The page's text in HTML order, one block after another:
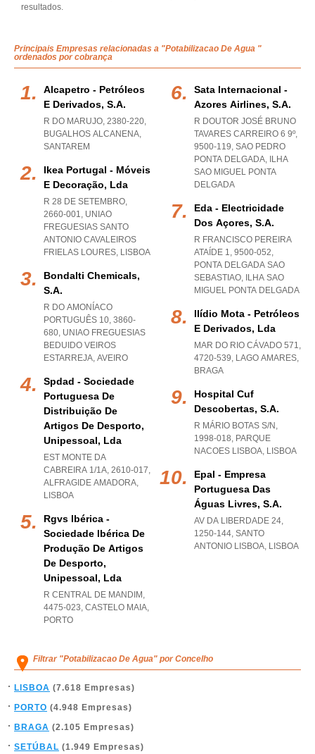
resultados.
Principais Empresas relacionadas a "Potabilizacao De Agua "
ordenados por cobrança
Alcapetro - Petróleos
E Derivados, S.a.
R DO MARUJO, 2380-220,
BUGALHOS ALCANENA,
SANTAREM
Ikea Portugal - Móveis
E Decoração, Lda
R 28 DE SETEMBRO,
2660-001, UNIAO
FREGUESIAS SANTO
ANTONIO CAVALEIROS
FRIELAS LOURES, LISBOA
Bondalti Chemicals,
S.a.
R DO AMONÍACO
PORTUGUÊS 10, 3860-
680, UNIAO FREGUESIAS
BEDUIDO VEIROS
ESTARREJA, AVEIRO
Spdad - Sociedade
Portuguesa De
Distribuição De
Artigos De Desporto,
Unipessoal, Lda
EST MONTE DA
CABREIRA 1/1A, 2610-017,
ALFRAGIDE AMADORA,
LISBOA
Rgvs Ibérica -
Sociedade Ibérica De
Produção De Artigos
De Desporto,
Unipessoal, Lda
R CENTRAL DE MANDIM,
4475-023, CASTELO MAIA,
PORTO
Sata Internacional -
Azores Airlines, S.a.
R DOUTOR JOSÉ BRUNO
TAVARES CARREIRO 6 9º,
9500-119, SAO PEDRO
PONTA DELGADA, ILHA
SAO MIGUEL PONTA
DELGADA
Eda - Electricidade
Dos Açores, S.a.
R FRANCISCO PEREIRA
ATAÍDE 1, 9500-052,
PONTA DELGADA SAO
SEBASTIAO, ILHA SAO
MIGUEL PONTA DELGADA
Ilídio Mota - Petróleos
E Derivados, Lda
MAR DO RIO CÁVADO 571,
4720-539, LAGO AMARES,
BRAGA
Hospital Cuf
Descobertas, S.a.
R MÁRIO BOTAS S/N,
1998-018, PARQUE
NACOES LISBOA, LISBOA
Epal - Empresa
Portuguesa Das
Águas Livres, S.a.
AV DA LIBERDADE 24,
1250-144, SANTO
ANTONIO LISBOA, LISBOA
Filtrar "Potabilizacao De Agua" por Concelho
LISBOA (7.618 Empresas)
PORTO (4.948 Empresas)
BRAGA (2.105 Empresas)
SETÚBAL (1.949 Empresas)